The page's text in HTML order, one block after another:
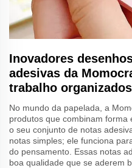
Inovadores
adesivas da
trabalho organizados
No mundo da papelada, a
produtos que combinam forma
o seu conjunto de notas
notas simples; ele funciona
do pensamento. Essas notas
boa qualidade que se aderem